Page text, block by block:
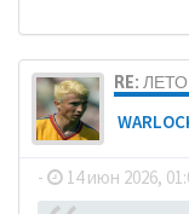
RE: ЛЕТО
- 14 июн 2026,